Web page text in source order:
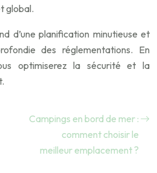
global.
d’une planification minutieuse et
des réglementations. En
optimiserez la sécurité et la
Campings en bord de mer :
comment choisir le
meilleur emplacement ?